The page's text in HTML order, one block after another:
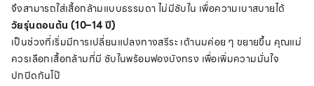
จึงสามารถใส่เสื้อกล้ามแบบธรรมดา ไม่มีซับใน เพื่อความเบาสบายได้
วัยรุ่นตอนต้น (10–14 ปี)
เป็นช่วงที่เริ่มมีการเปลี่ยนแปลงทางสรีระ เต้านมค่อย ๆ ขยายขึ้น คุณแม่
ควรเลือกเสื้อกล้ามที่มี ซับในพร้อมฟองบังทรง เพื่อเพิ่มความมั่นใจ
ปกปิดกันโป๊